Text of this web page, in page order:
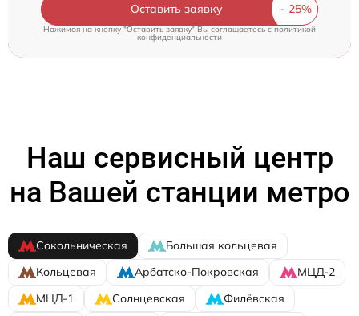
Оставить заявку
Нажимая на кнопку "Оставить заявку" Вы соглашаетесь cполитикой
конфиденциальности
Наш сервисный центр
на Вашей станции метро
Сокольническая
Большая кольцевая
Кольцевая
Арбатско-Покровская
МЦД-2
МЦД-1
Солнцевская
Филёвская